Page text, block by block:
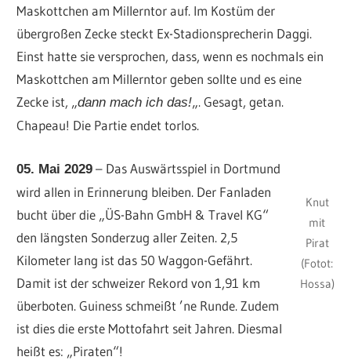
Maskottchen am Millerntor auf. Im Kostüm der
übergroßen Zecke steckt Ex-Stadionsprecherin Daggi.
Einst hatte sie versprochen, dass, wenn es nochmals ein
Maskottchen am Millerntor geben sollte und es eine
Zecke ist, „dann mach ich das!„. Gesagt, getan.
Chapeau! Die Partie endet torlos.
Knut
mit
Pirat
(Fotot:
Hossa)
05. Mai 2029 – Das Auswärtsspiel in Dortmund
wird allen in Erinnerung bleiben. Der Fanladen
bucht über die „ÜS-Bahn GmbH & Travel KG“
den längsten Sonderzug aller Zeiten. 2,5
Kilometer lang ist das 50 Waggon-Gefährt.
Damit ist der schweizer Rekord von 1,91 km
überboten. Guiness schmeißt ’ne Runde. Zudem
ist dies die erste Mottofahrt seit Jahren. Diesmal
heißt es: „Piraten“!